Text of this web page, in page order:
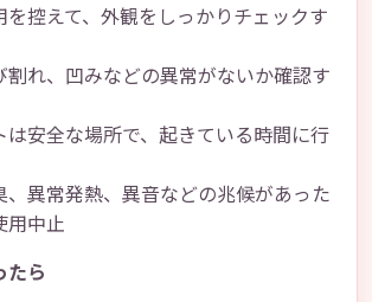
を控えて、外観をしっかりチェックす
割れ、凹みなどの異常がないか確認す
は安全な場所で、起きている時間に行
、異常発熱、異音などの兆候があった
用中止
たら